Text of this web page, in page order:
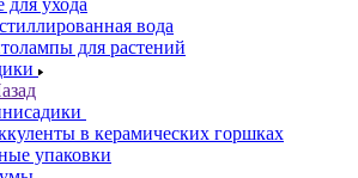
для ухода
вода
для растений
в керамических горшках
упаковки